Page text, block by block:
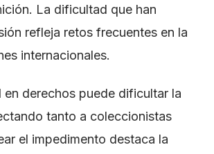
La dificultad que han
refleja retos frecuentes en la
internacionales.
derechos puede dificultar la
tanto a coleccionistas
el impedimento destaca la